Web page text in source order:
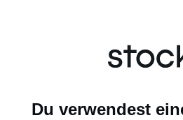
Du verwendest